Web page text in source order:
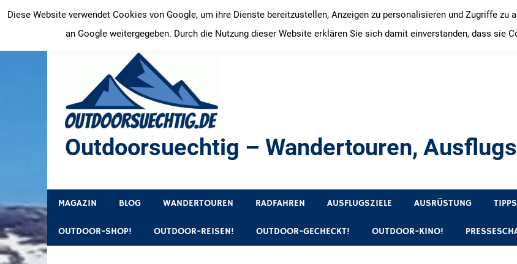
Inhalt
springen
Outdoorsuechtig – Wandertouren,
MAGAZIN BLOG WANDERTOUREN RADFAHREN AUSFLUGSZIELE AUSRÜSTUNG TIPPS
OUTDOOR-SHOP! OUTDOOR-REISEN! OUTDOOR-GECHECKT! OUTDOOR-KINO!
Diese Website verwendet Cookies von Google, um ihre Dienste bereitzustellen, Anzeigen zu personalisieren und Zugriffe zu
an Google weitergegeben. Durch die Nutzung dieser Website erklären Sie sich damit einverstanden, dass sie